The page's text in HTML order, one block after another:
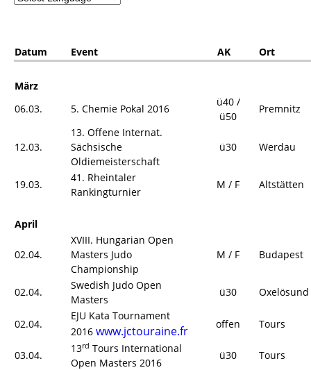
Datum Event AK Ort
März
06.03.
5. Chemie Pokal 2016
ü40 /
ü50
Premnitz
12.03.
13. Offene Internat.
Sächsische
Oldiemeisterschaft
ü30 Werdau
19.03.
41. Rheintaler
Rankingturnier
M / F Altstätten
April
02.04.
XVIII. Hungarian Open
Masters Judo
Championship
M / F Budapest
02.04.
Swedish Judo Open
Masters
ü30 Oxelösund
02.04.
EJU Kata Tournament
2016 www.jctouraine.fr offen Tours
03.04.
13rd Tours International
Open Masters 2016
ü30
Tours